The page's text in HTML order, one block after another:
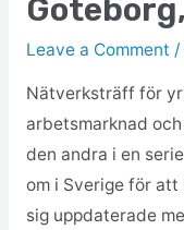
Leave a Comment /
Nätverksträff för
arbetsmarknad
den andra i en
om i Sverige för att
sig uppdaterade